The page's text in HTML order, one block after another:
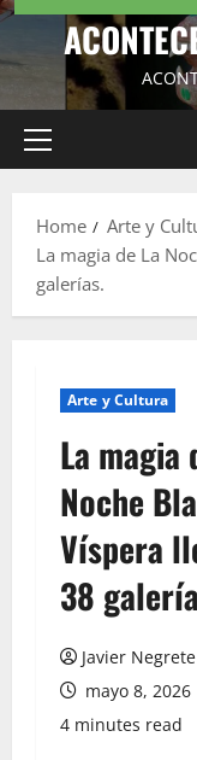
Primary
Home
Arte y
La magia de La
galerías.
Arte y Cultura
La magia
Noche
Víspera
38
Javier Negrete
mayo 8, 2026
4 minutes read